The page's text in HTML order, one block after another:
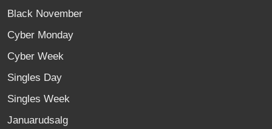
Black November
Cyber Monday
Cyber Week
Singles Day
Singles Week
Januarudsalg